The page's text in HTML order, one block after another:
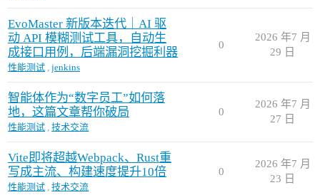
EvoMaster 新版本迭代｜AI 驱
动 API 模糊测试工具，自动生
成接口用例，后端漏洞挖掘利器
性能测试 ,jenkins
0
2026 年7 月
29 日
智能体作为“数字员工”如何落
地，这篇文章帮你破局
性能测试 ,技术交流
0
2026 年7 月
27 日
Vite即将超越Webpack、Rust重
写成主流、构建速度提升10倍
性能测试 ,技术交流
0
2026 年7 月
23 日